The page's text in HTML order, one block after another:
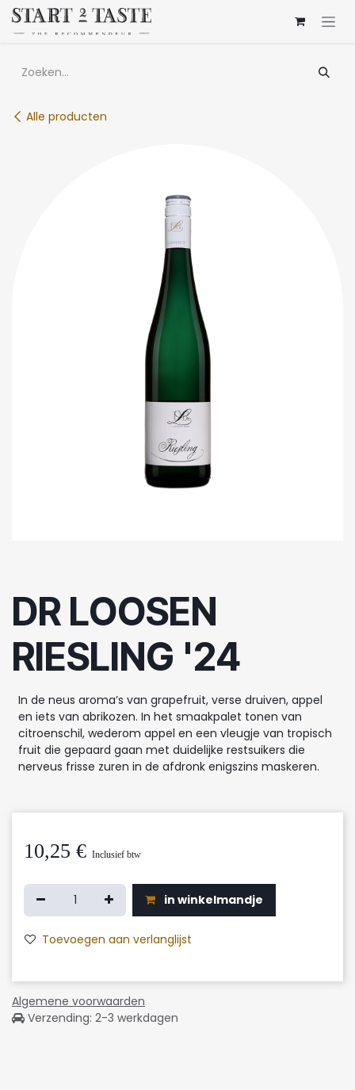
Overslaan naar inhoud
Alle producten
DR LOOSEN
RIESLING '24
In de neus aroma’s van grapefruit, verse druiven, appel
en iets van abrikozen. In het smaakpalet tonen van
citroenschil, wederom appel en een vleugje van tropisch
fruit die gepaard gaan met duidelijke restsuikers die
nerveus frisse zuren in de afdronk enigszins maskeren.
10,25 € Inclusief btw
in winkelmandje
Toevoegen aan verlanglijst
Algemene voorwaarden
Verzending: 2-3 werkdagen